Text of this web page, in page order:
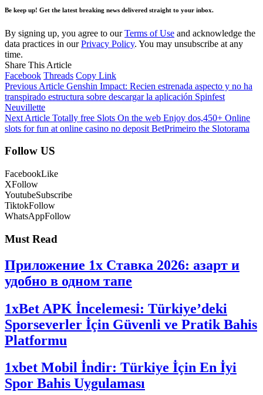
Be keep up! Get the latest breaking news delivered straight to your inbox.
By signing up, you agree to ourTerms of Use and acknowledge the
data practices in ourPrivacy Policy. You may unsubscribe at any
time.
Share This Article
Facebook Threads Copy Link
Previous Article Genshin Impact: Recien estrenada aspecto y no ha
transpirado estructura sobre descargar la aplicación Spinfest
Neuvillette
Next Article Totally free Slots On the web Enjoy dos,450+ Online
slots for fun at online casino no deposit BetPrimeiro the Slotorama
Follow US
FacebookLike
XFollow
YoutubeSubscribe
TiktokFollow
WhatsAppFollow
Must Read
Приложение 1x Ставка 2026: азарт и
удобно в одном тапе
1xBet APK İncelemesi: Türkiye’deki
Sporseverler İçin Güvenli ve Pratik Bahis
Platformu
1xbet Mobil İndir: Türkiye İçin En İyi
Spor Bahis Uygulaması